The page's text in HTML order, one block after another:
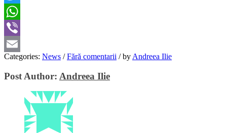
Twitter
WhatsApp
Viber
Email
Categories: News / Fără comentarii /by Andreea Ilie
Post Author: Andreea Ilie